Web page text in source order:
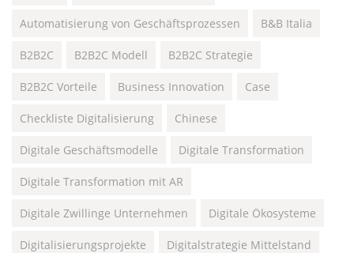
Automatisierung von Geschäftsprozessen B&B Italia
B2B2C B2B2C Modell B2B2C Strategie
B2B2C Vorteile Business Innovation Case
Checkliste Digitalisierung Chinese
Digitale Geschäftsmodelle Digitale Transformation
Digitale Transformation mit AR
Digitale Zwillinge Unternehmen Digitale Ökosysteme
Digitalisierungsprojekte Digitalstrategie Mittelstand